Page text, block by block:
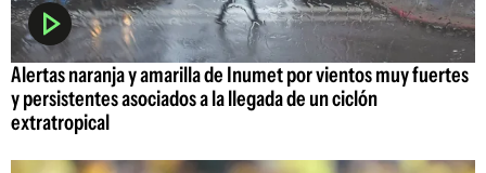
Alertas naranja y amarilla de Inumet por vientos muy fuertes
y persistentes asociados a la llegada de un ciclón
extratropical